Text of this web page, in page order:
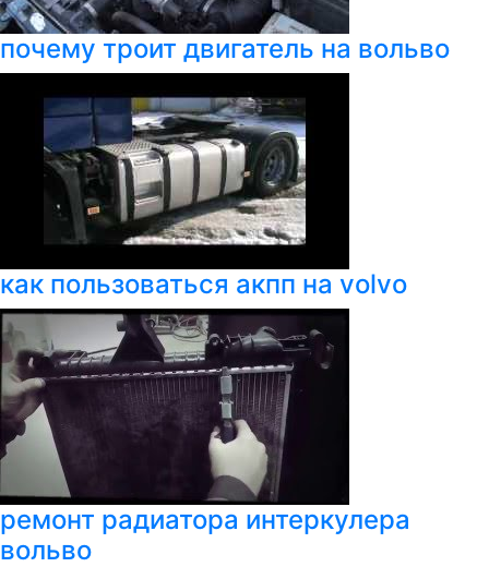
почему троит двигатель на вольво
как пользоваться акпп на volvo
ремонт радиатора интеркулера
вольво